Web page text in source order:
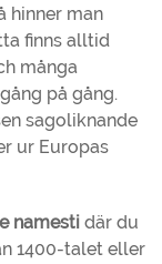
hinner man
finns alltid
många
på gång.
sagoliknande
ur Europas
namesti där du
1400-talet eller